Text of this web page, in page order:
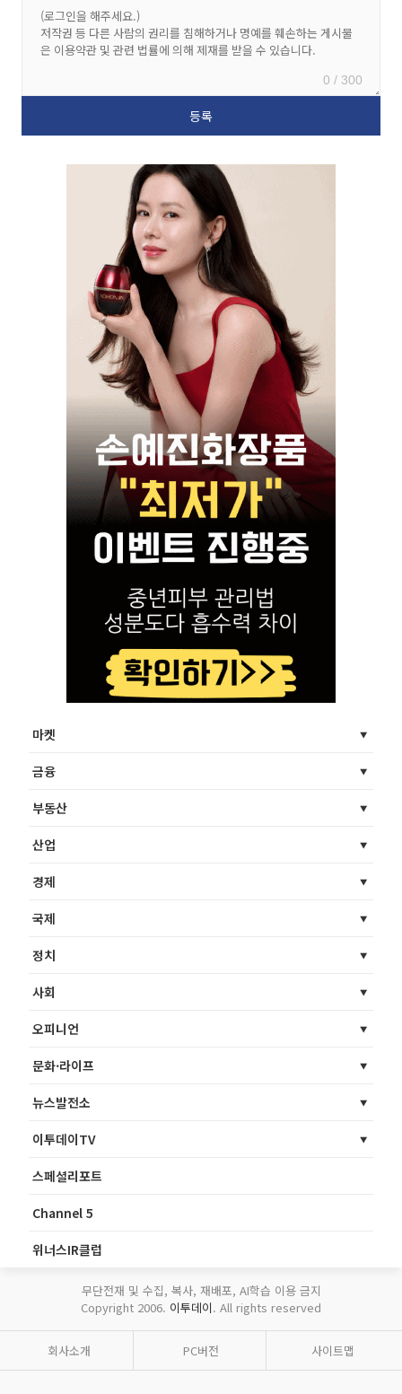
0 / 300
마켓
금융
부동산
산업
경제
국제
정치
사회
오피니언
문화·라이프
뉴스발전소
이투데이TV
스페셜리포트
Channel 5
위너스IR클럽
무단전재 및 수집, 복사, 재배포, AI학습 이용 금지
Copyright 2006. 이투데이. All rights reserved
회사소개 PC버전 사이트맵